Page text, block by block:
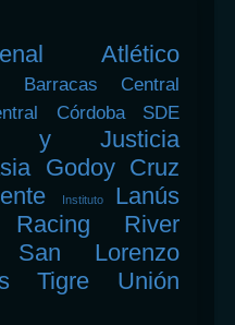
Atlético
Barracas Central
Córdoba SDE
y Justicia
Godoy Cruz
Instituto
Lanús
Racing
River
San Lorenzo
Tigre
Unión